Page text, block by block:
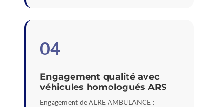
04
Engagement qualité avec
véhicules homologués ARS
Engagement de ALRE AMBULANCE :